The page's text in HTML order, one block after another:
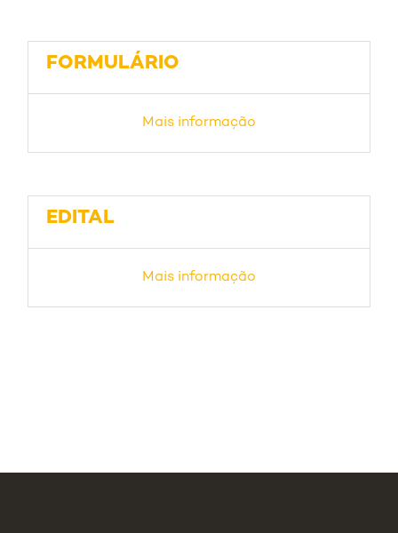
FORMULÁRIO
Mais informação
EDITAL
Mais informação